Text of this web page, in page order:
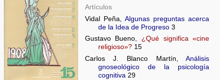
Artículos
Vidal Peña,Algunas preguntas acerca
de la Idea de Progreso 3
Gustavo Bueno, ¿Qué significa «cine
religioso»? 15
Carlos J. Blanco Martín,Análisis
gnoseológico de la psicología
cognitiva 29